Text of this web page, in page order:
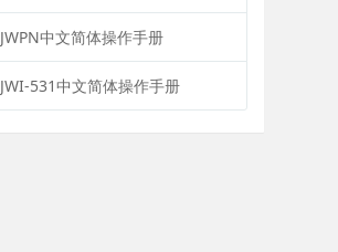
JWPN中文简体操作手册
JWI-531中文简体操作手册